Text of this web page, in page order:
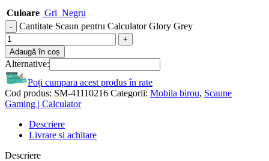
Culoare Gri Negru
Cantitate Scaun pentru Calculator Glory Grey
Adaugă în coș
Alternative:
Poți cumpara acest produs în rate
Cod produs: SM-41110216 Categorii: Mobila birou, Scaune
Gaming | Calculator
Descriere
Livrare și achitare
Descriere